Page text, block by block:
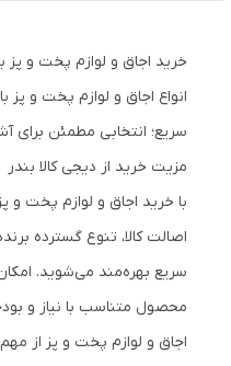
خرید اجاق و لوازم پخت و پز
انواع اجاق و لوازم پخت و
سریع؛ انتخابی مطمئن برای
مزیت خرید از دیجی کالا بندر
با خرید اجاق و لوازم پخت و
اصالت کالا، تنوع گسترده
سریع بهره‌مند می‌شوید.
محصول متناسب با نیاز و
اجاق و لوازم پخت و پز از